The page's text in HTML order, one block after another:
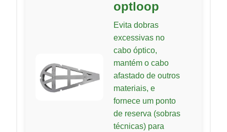
optloop
Evita dobras
excessivas no
cabo óptico,
mantém o cabo
afastado de outros
materiais, e
fornece um ponto
de reserva (sobras
técnicas) para